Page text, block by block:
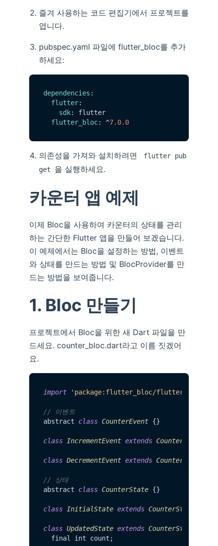
즐겨 사용하는 코드 편집기에서 프로젝트를
엽니다.
pubspec.yaml 파일에 flutter_bloc를 추가
하세요:
dependencies :
flutter:
sdk: flutter
flutter_bloc: ^7.0.0
의존성을 가져와 설치하려면
flutter pub
get
을 실행하세요.
카운터 앱 예제
이제 Bloc을 사용하여 카운터의 상태를 관리
하는 간단한 Flutter 앱을 만들어 보겠습니다.
이 예제에서는 Bloc을 설정하는 방법, 이벤트
와 상태를 만드는 방법 및 BlocProvider를 만
드는 방법을 보여줍니다.
1. Bloc 만들기
프로젝트에서 Bloc을 위한 새 Dart 파일을 만
드세요. counter_bloc.dart라고 이름 짓겠어
요.
import 'package:flutter_bloc/
// 이벤트
abstract class CounterEvent {}
class IncrementEvent extends CounterEvent
class DecrementEvent extends CounterEvent
// 상태
abstract class CounterState {}
class InitialState extends CounterState
class UpdatedState extends CounterState
  final int count;